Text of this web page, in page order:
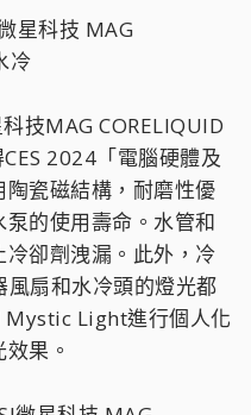
星科技 MAG
冷
技MAG CORELIQUID
2024「電腦硬體及
瓷磁結構，耐磨性優
的使用壽命。水管和
卻劑洩漏。此外，冷
扇和水冷頭的燈光都
Mystic Light進行個人化
果。